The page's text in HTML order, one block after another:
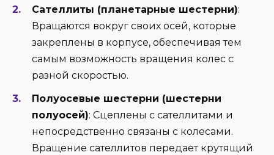
Сателлиты (планетарные шестерни):
Вращаются вокруг своих осей, которые
закреплены в корпусе, обеспечивая тем
самым возможность вращения колес с
разной скоростью.
Полуосевые шестерни (шестерни
полуосей): Сцеплены с сателлитами и
непосредственно связаны с колесами.
Вращение сателлитов передает крутящий